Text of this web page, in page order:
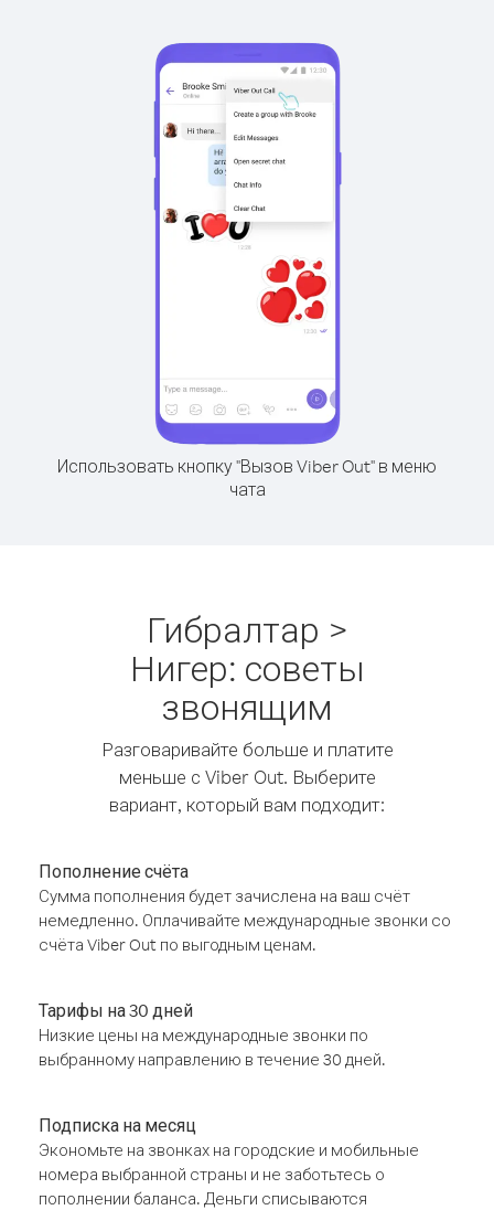
Использовать кнопку "Вызов Viber Out" в меню
чата
Гибралтар >
Нигер: советы
звонящим
Разговаривайте больше и платите
меньше с Viber Out. Выберите
вариант, который вам подходит:
Пополнение счёта
Сумма пополнения будет зачислена на ваш счёт
немедленно. Оплачивайте международные звонки со
счёта Viber Out по выгодным ценам.
Тарифы на 30 дней
Низкие цены на международные звонки по
выбранному направлению в течение 30 дней.
Подписка на месяц
Экономьте на звонках на городские и мобильные
номера выбранной страны и не заботьтесь о
пополнении баланса. Деньги списываются